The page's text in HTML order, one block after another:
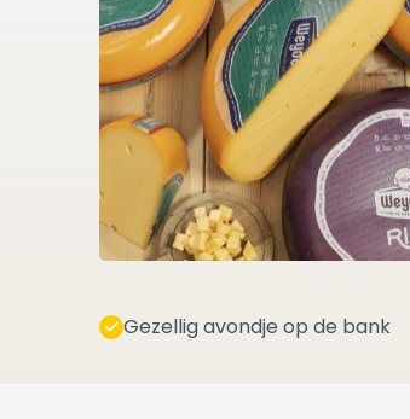
Gezellig avondje op de bank